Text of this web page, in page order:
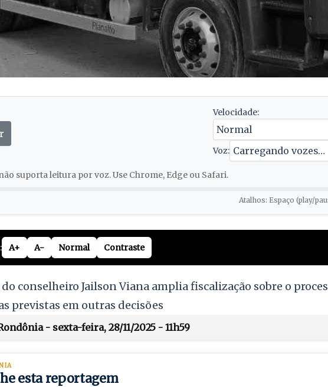
Velocidade:
Voz:
suporta leitura por voz. Use Chrome, Edge ou Safari.
Atalhos: Espaço (play/
A+ A- Normal Contraste
conselheiro Jailson Viana amplia fiscalização sobre o
previstas em outras decisões
- sexta-feira, 28/11/2025 - 11h59
esta reportagem